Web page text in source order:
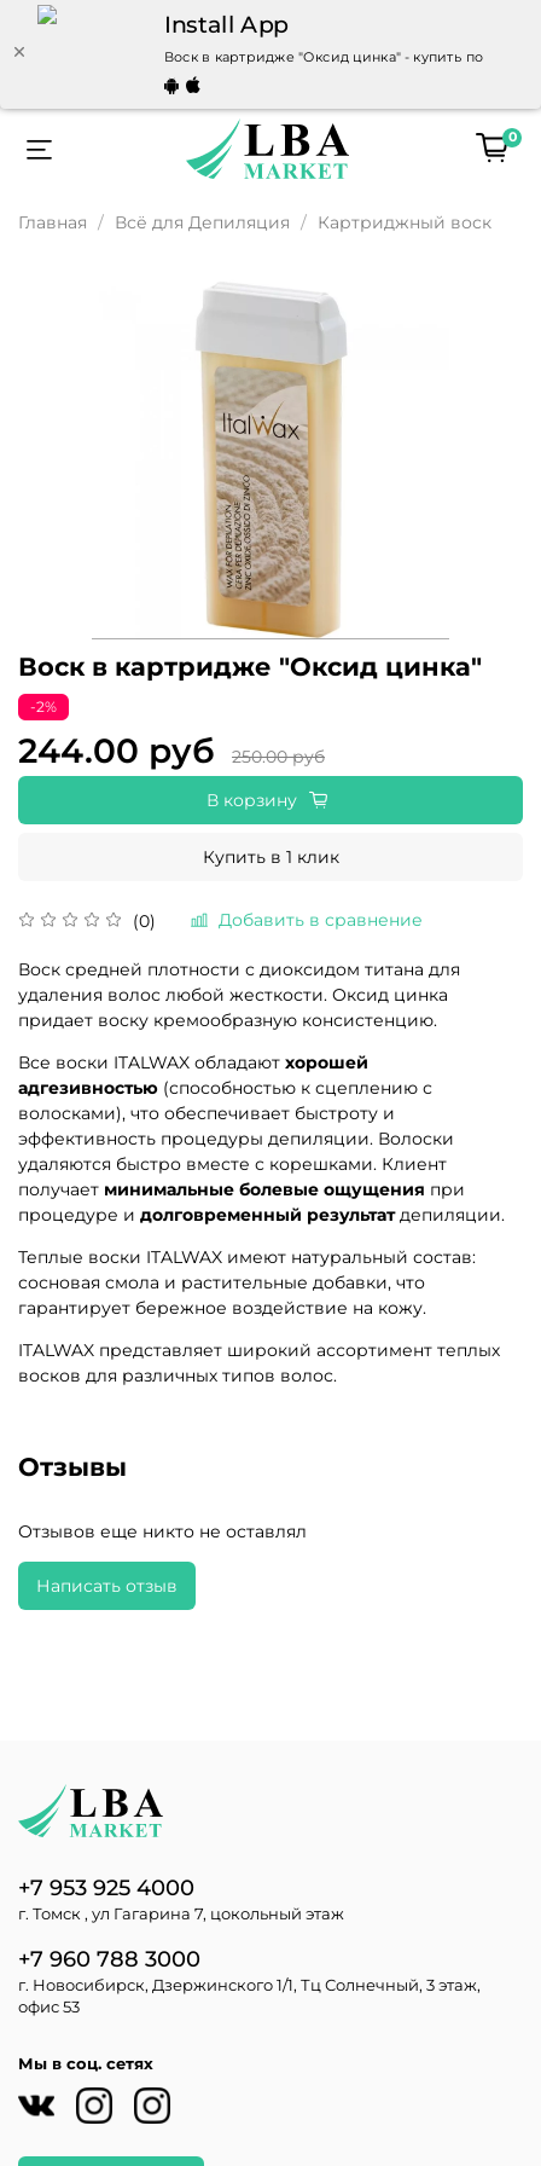
Install App
Воск в картридже "Оксид цинка" - купить по
0
Главная Всё для Депиляция Картриджный воск
Воск в картридже "Оксид цинка"
(0) Добавить в сравнение
-2%
244.00 руб
250.00 руб
В корзину
Купить в 1 клик
Воск средней плотности с диоксидом титана для
удаления волос любой жесткости. Оксид цинка
придает воску кремообразную консистенцию.
Все воски ITALWAX обладают хорошей
адгезивностью (способностью к сцеплению с
волосками), что обеспечивает быстроту и
эффективность процедуры депиляции. Волоски
удаляются быстро вместе с корешками. Клиент
получает минимальные болевые ощущения при
процедуре и долговременный результатдепиляции.
Теплые воски ITALWAX имеют натуральный состав:
сосновая смола и растительные добавки, что
гарантирует бережное воздействие на кожу.
ITALWAX представляет широкий ассортимент теплых
восков для различных типов волос.
Отзывы
Отзывов еще никто не оставлял
Написать отзыв
+7 953 925 4000
г. Томск , ул Гагарина 7, цокольный этаж
+7 960 788 3000
г. Новосибирск, Дзержинского 1/1, Тц Солнечный, 3 этаж,
офис 53
Мы в соц. сетях